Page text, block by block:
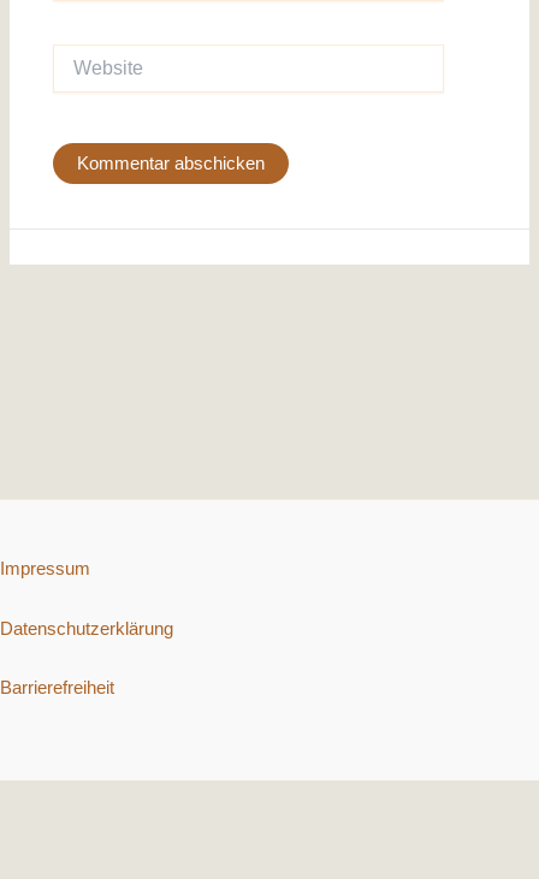
Impressum
Datenschutzerklärung
Barrierefreiheit